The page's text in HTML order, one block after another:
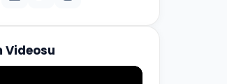
Videosu